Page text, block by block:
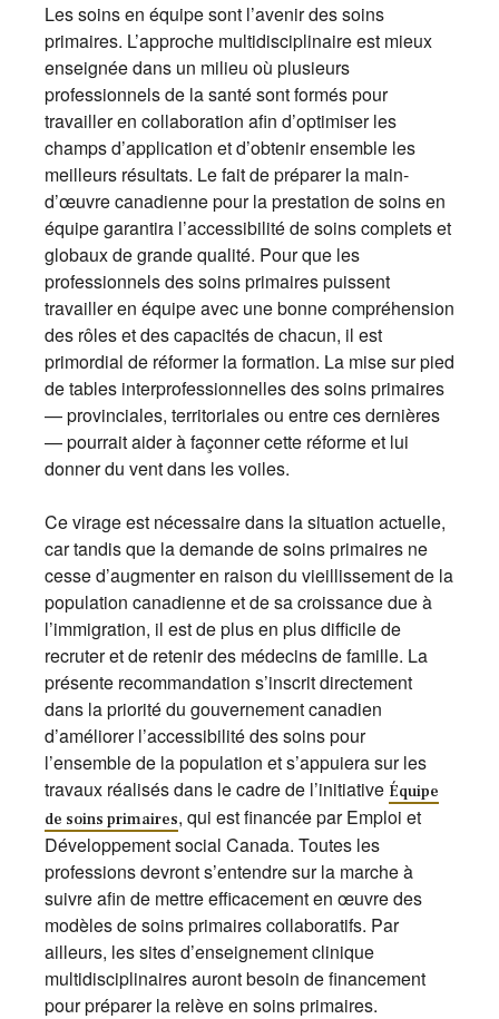
Les soins en équipe sont l’avenir des soins
primaires. L’approche multidisciplinaire est mieux
enseignée dans un milieu où plusieurs
professionnels de la santé sont formés pour
travailler en collaboration afin d’optimiser les
champs d’application et d’obtenir ensemble les
meilleurs résultats. Le fait de préparer la main-
d’œuvre canadienne pour la prestation de soins en
équipe garantira l’accessibilité de soins complets et
globaux de grande qualité. Pour que les
professionnels des soins primaires puissent
travailler en équipe avec une bonne compréhension
des rôles et des capacités de chacun, il est
primordial de réformer la formation. La mise sur pied
de tables interprofessionnelles des soins primaires
— provinciales, territoriales ou entre ces dernières
— pourrait aider à façonner cette réforme et lui
donner du vent dans les voiles.
Ce virage est nécessaire dans la situation actuelle,
car tandis que la demande de soins primaires ne
cesse d’augmenter en raison du vieillissement de la
population canadienne et de sa croissance due à
l’immigration, il est de plus en plus difficile de
recruter et de retenir des médecins de famille. La
présente recommandation s’inscrit directement
dans la priorité du gouvernement canadien
d’améliorer l’accessibilité des soins pour
l’ensemble de la population et s’appuiera sur les
travaux réalisés dans le cadre de l’initiative Équipe
de soins primaires, qui est financée par Emploi et
Développement social Canada. Toutes les
professions devront s’entendre sur la marche à
suivre afin de mettre efficacement en œuvre des
modèles de soins primaires collaboratifs. Par
ailleurs, les sites d’enseignement clinique
multidisciplinaires auront besoin de financement
pour préparer la relève en soins primaires.